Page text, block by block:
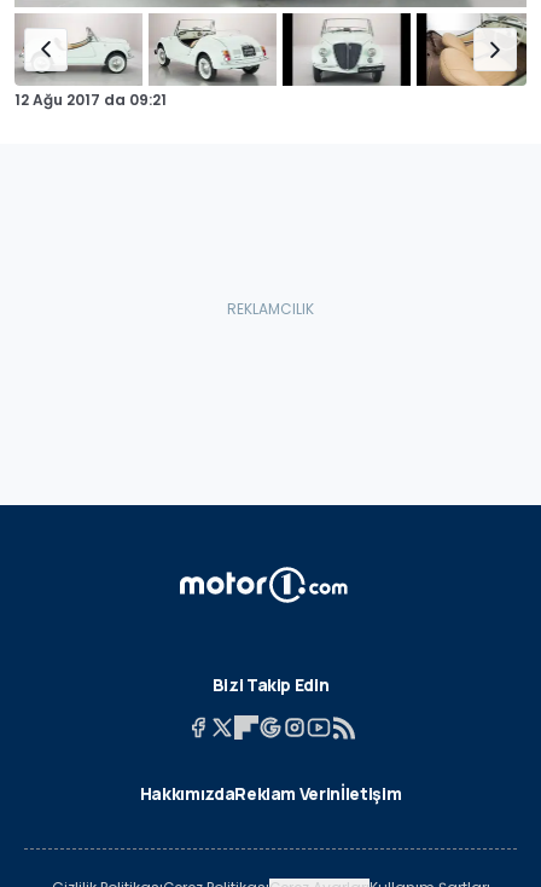
12 Ağu 2017 da 09:21
Bizi Takip Edin
HakkımızdaReklam Verinİletişim